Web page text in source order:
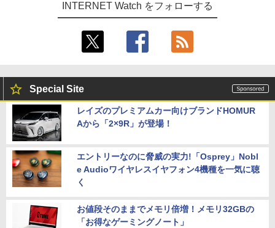
INTERNET Watch をフォローする
Special Site
レイズのプレミアムカー向けブランドHOMUR
Aから「2×9R」が登場！
エントリーなのに脅威の実力!「Osprey」Nobl
e Audioワイヤレスイヤフォン4機種を一気に聴
く
お値段そのままでメモリ倍増！メモリ32GBの
「お得なゲーミングノート」